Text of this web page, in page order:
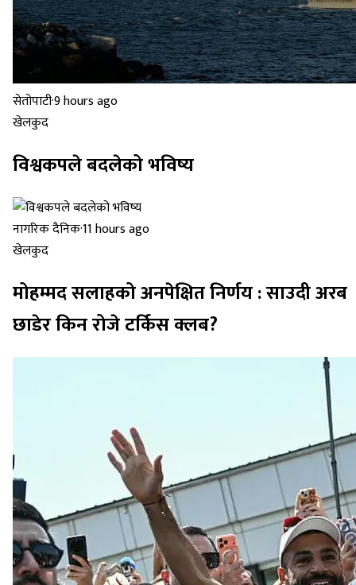
सेतोपाटी·9 hours ago
खेलकुद
विश्वकपले बदलेको भविष्य
नागरिक दैनिक·11 hours ago
खेलकुद
मोहम्मद सलाहको अनपेक्षित निर्णय : साउदी अरब
छाडेर किन रोजे टर्किस क्लब?